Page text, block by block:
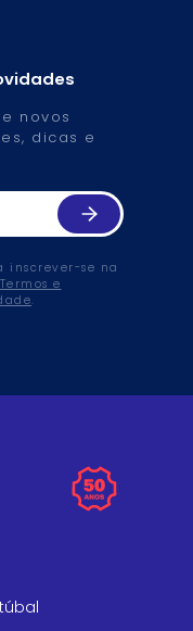
novos
dicas e
inscrever-se na
Termos e
.